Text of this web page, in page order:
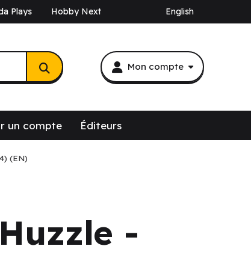
Plays Hobby Next English
Mon compte
un compte Éditeurs
(EN)
-